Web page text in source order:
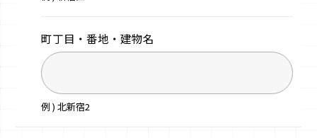
町丁目・番地・建物名
例 ) 北新宿2